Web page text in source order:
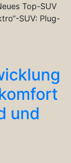
Top-SUV
SUV: Plug-
und